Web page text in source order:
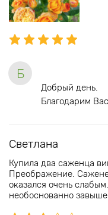
Б
Добрый день.
Благодарим
Светлана
Купила два саженца
Преображение.
оказался очень
необоснованно